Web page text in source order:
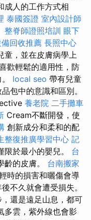
成人的工作方式相
泰國簽證 室內設計師
整脊師證照培訓 眼下
回收推薦 長照中心
童，並在皮膚病學上
歡輕鬆的適用性，防
local seo 帶有兒童
包中的意識和區別。
養老院 二手攤車
Cream不斷開發，使
創新成分和柔和的配
整復推廣學習中心 記
於最小的嬰兒。 台
齡的皮膚。 台南搬家
時的損害和曬傷會導
不久就會遭受損失。
還是遠足山息，都可
多雲，紫外線也會影